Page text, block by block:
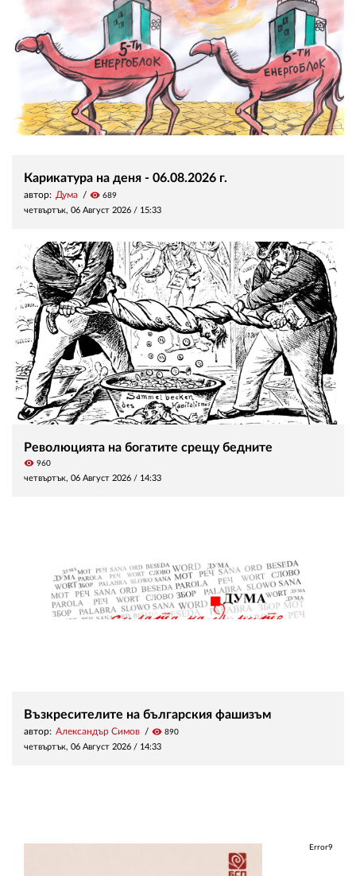
Карикатура на деня - 06.08.2026 г.
автор: Дума visibility 689
четвъртък, 06 Август 2026 / 15:33
Революцията на богатите срещу бедните
visibility 960
четвъртък, 06 Август 2026 / 14:33
Възкресителите на българския фашизъм
автор: Александър Симов visibility 890
четвъртък, 06 Август 2026 / 14:33
Error9